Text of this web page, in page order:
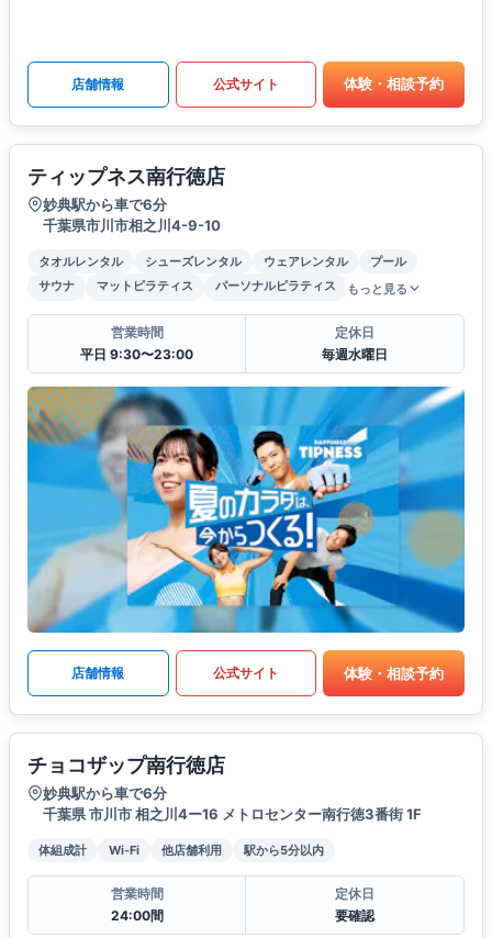
店舗情報 公式サイト 体験・相談予約
ティップネス南行徳店
妙典駅から車で6分
千葉県市川市相之川4-9-10
タオルレンタル シューズレンタル ウェアレンタル
プール
サウナ
マットピラティス パーソナルピラティス もっと見る
営業時間
平日 9:30〜23:00
定休日
毎週水曜日
店舗情報 公式サイト 体験・相談予約
チョコザップ南行徳店
妙典駅から車で6分
千葉県 市川市 相之川4ー16 メトロセンター南行徳3番街 1F
体組成計 Wi-Fi 他店舗利用 駅から5分以内
営業時間
24:00間
定休日
要確認